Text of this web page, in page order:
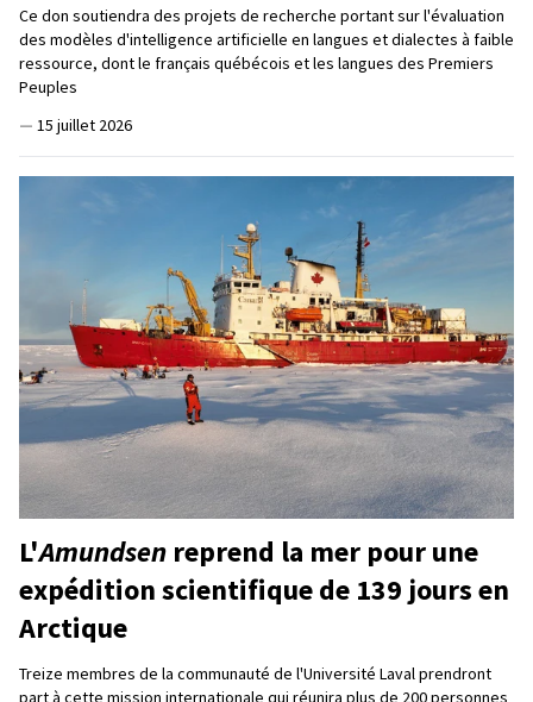
Ce don soutiendra des projets de recherche portant sur l'évaluation
des modèles d'intelligence artificielle en langues et dialectes à faible
ressource, dont le français québécois et les langues des Premiers
Peuples
— 15 juillet 2026
L'Amundsen reprend la mer pour une
expédition scientifique de 139 jours en
Arctique
Treize membres de la communauté de l'Université Laval prendront
part à cette mission internationale qui réunira plus de 200 personnes